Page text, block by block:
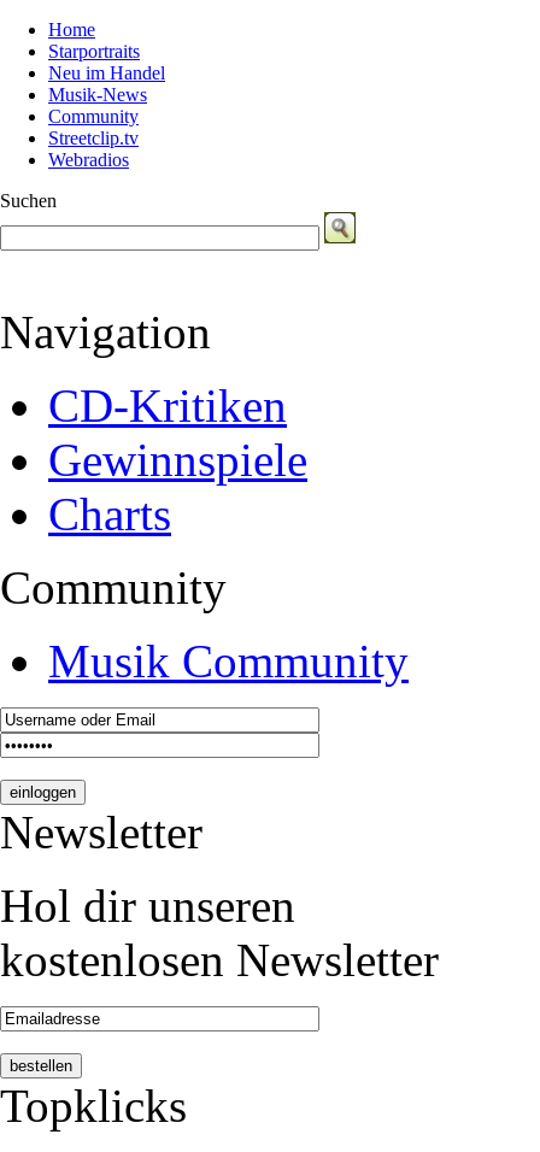
Home
Starportraits
Neu im Handel
Musik-News
Community
Streetclip.tv
Webradios
Suchen
Navigation
CD-Kritiken
Gewinnspiele
Charts
Community
Musik Community
Newsletter
Hol dir unseren
kostenlosen Newsletter
Topklicks